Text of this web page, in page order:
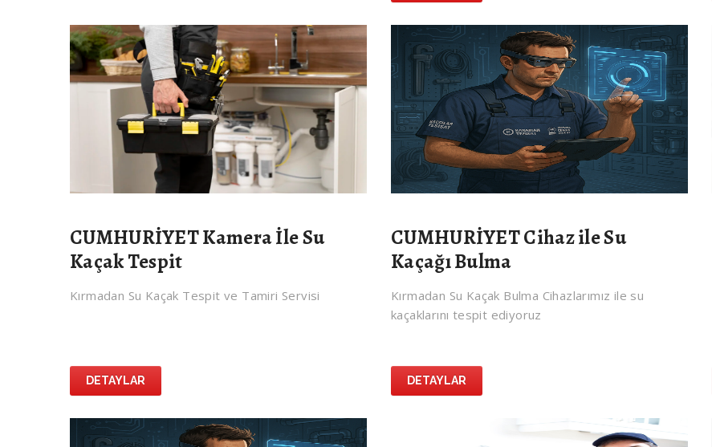
CUMHURİYET Kamera İle Su
Kaçak Tespit
Kırmadan Su Kaçak Tespit ve Tamiri Servisi
DETAYLAR
CUMHURİYET Cihaz ile Su
Kaçağı Bulma
Kırmadan Su Kaçak Bulma Cihazlarımız ile su
kaçaklarını tespit ediyoruz
DETAYLAR